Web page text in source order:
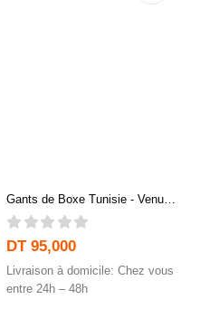
Gants de Boxe Tunisie - Venum
Challenger 3.0 – Noir/Blanc
0out of 5
DT95,000
Livraison à domicile: Chez vous
entre 24h – 48h